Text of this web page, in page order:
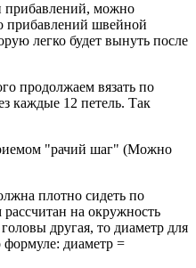
прибавлений, можно
прибавлений швейной
легко будет вынуть после
продолжаем вязать по
каждые 12 петель. Так
"рачий шаг" (Можно
плотно сидеть по
на окружность
другая, то диаметр для
формуле: диаметр =